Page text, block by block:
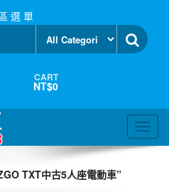
選 單
CART
NT$0
TXT中古5人座電動車”